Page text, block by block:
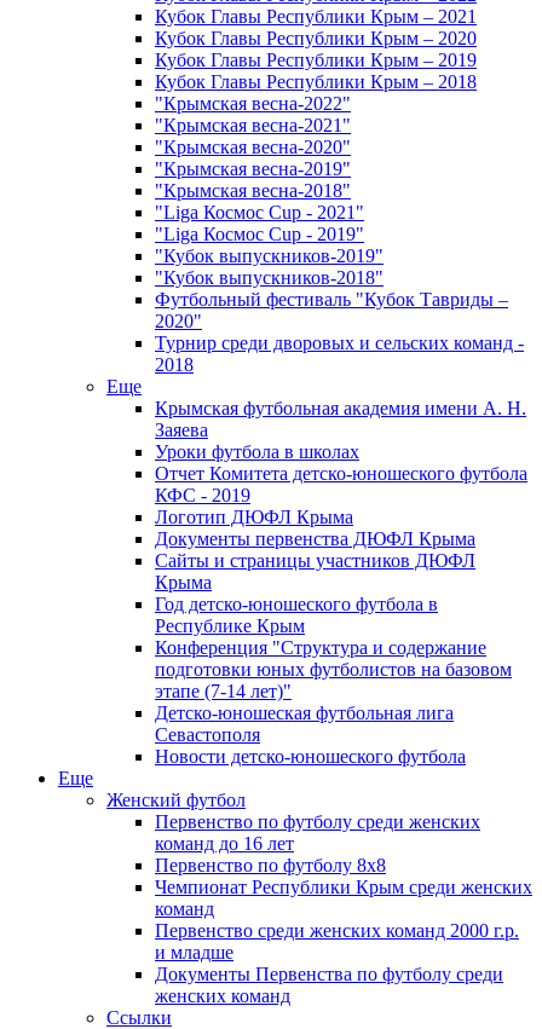
Кубок Главы Республики Крым – 2021
Кубок Главы Республики Крым – 2020
Кубок Главы Республики Крым – 2019
Кубок Главы Республики Крым – 2018
"Крымская весна-2022"
"Крымская весна-2021"
"Крымская весна-2020"
"Крымская весна-2019"
"Крымская весна-2018"
"Liga Космос Cup - 2021"
"Liga Космос Cup - 2019"
"Кубок выпускников-2019"
"Кубок выпускников-2018"
Футбольный фестиваль "Кубок Тавриды –
2020"
Турнир среди дворовых и сельских команд -
2018
Еще
Крымская футбольная академия имени А. Н.
Заяева
Уроки футбола в школах
Отчет Комитета детско-юношеского футбола
КФС - 2019
Логотип ДЮФЛ Крыма
Документы первенства ДЮФЛ Крыма
Сайты и страницы участников ДЮФЛ
Крыма
Год детско-юношеского футбола в
Республике Крым
Конференция "Структура и содержание
подготовки юных футболистов на базовом
этапе (7-14 лет)"
Детско-юношеская футбольная лига
Севастополя
Новости детско-юношеского футбола
Еще
Женский футбол
Первенство по футболу среди женских
команд до 16 лет
Первенство по футболу 8х8
Чемпионат Республики Крым среди женских
команд
Первенство среди женских команд 2000 г.р.
и младше
Документы Первенства по футболу среди
женских команд
Ссылки